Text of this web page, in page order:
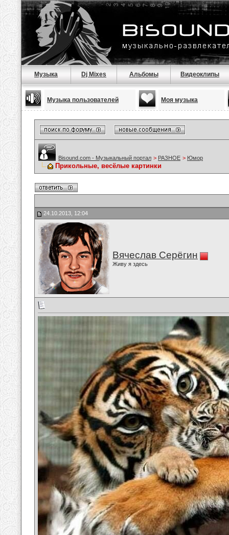
Музыка Dj Mixes Альбомы Видеоклипы
Музыка пользователей Моя музыка
Bisound.com - Музыкальный портал > РАЗНОЕ > Юмор
Прикольные, весёлые картинки
24.10.2013, 12:04
Вячеслав Серёгин
Живу я здесь